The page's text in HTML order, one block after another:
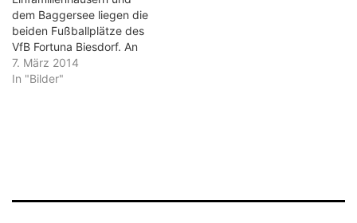
des Fußballplatzes von
Borussia Pankow 1960 ist
in einem sehr guten…
dem Baggersee liegen die
beiden Fußballplätze des
VfB Fortuna Biesdorf. An
manchen Stellen ist sogar
der Blick auf das
7. März 2014
In "Bilder"